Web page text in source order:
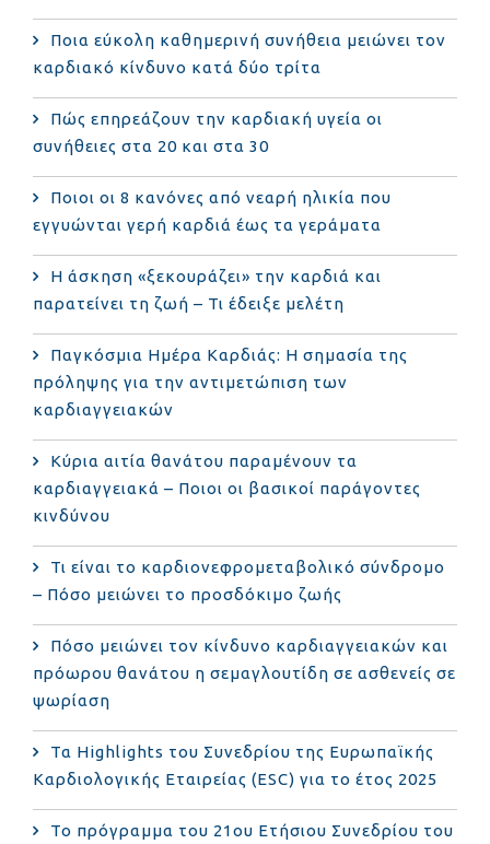
Ποια εύκολη καθημερινή συνήθεια μειώνει τον
καρδιακό κίνδυνο κατά δύο τρίτα
Πώς επηρεάζουν την καρδιακή υγεία οι
συνήθειες στα 20 και στα 30
Ποιοι οι 8 κανόνες από νεαρή ηλικία που
εγγυώνται γερή καρδιά έως τα γεράματα
Η άσκηση «ξεκουράζει» την καρδιά και
παρατείνει τη ζωή – Τι έδειξε μελέτη
Παγκόσμια Ημέρα Καρδιάς: Η σημασία της
πρόληψης για την αντιμετώπιση των
καρδιαγγειακών
Κύρια αιτία θανάτου παραμένουν τα
καρδιαγγειακά – Ποιοι οι βασικοί παράγοντες
κινδύνου
Τι είναι το καρδιονεφρομεταβολικό σύνδρομο
– Πόσο μειώνει το προσδόκιμο ζωής
Πόσο μειώνει τον κίνδυνο καρδιαγγειακών και
πρόωρου θανάτου η σεμαγλουτίδη σε ασθενείς σε
ψωρίαση
Τα Highlights του Συνεδρίου της Ευρωπαϊκής
Καρδιολογικής Εταιρείας (ESC) για το έτος 2025
Το πρόγραμμα του 21ου Ετήσιου Συνεδρίου του